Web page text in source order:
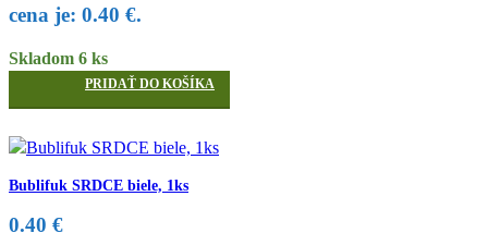
cena je: 0.40 €.
Skladom 6 ks
PRIDAŤ DO KOŠÍKA
Bublifuk SRDCE biele, 1ks
0.40 €